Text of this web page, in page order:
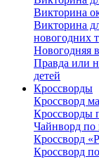
Викторина
Викторина
новогодних
Новогодняя
Правда или
детей
Кроссворды
Кроссворд
Кроссворды
Чайнворд по
Кроссворд
Кроссворд